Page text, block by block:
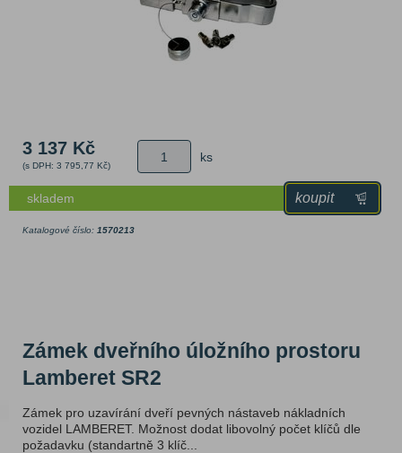
3 137 Kč
(s DPH: 3 795,77 Kč)
ks
skladem koupit
Katalogové číslo: 1570213
Zámek dveřního úložního prostoru
Lamberet SR2
Zámek pro uzavírání dveří pevných nástaveb nákladních
vozidel LAMBERET. Možnost dodat libovolný počet klíčů dle
požadavku (standartně 3 klíč...